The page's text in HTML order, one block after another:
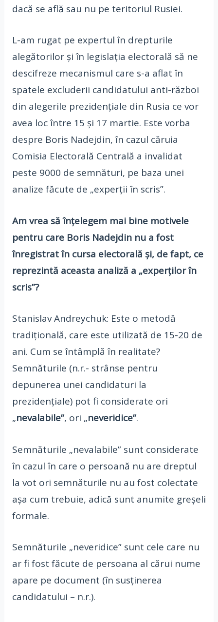
dacă se află sau nu pe teritoriul Rusiei.
L-am rugat pe expertul în drepturile
alegătorilor și în legislația electorală să ne
descifreze mecanismul care s-a aflat în
spatele excluderii candidatului anti-război
din alegerile prezidențiale din Rusia ce vor
avea loc între 15 și 17 martie. Este vorba
despre Boris Nadejdin, în cazul căruia
Comisia Electorală Centrală a invalidat
peste 9000 de semnături, pe baza unei
analize făcute de „experții în scris”.
Am vrea să înțelegem mai bine motivele
pentru care Boris Nadejdin nu a fost
înregistrat în cursa electorală și, de fapt, ce
reprezintă aceasta analiză a „experților în
scris”?
Stanislav Andreychuk: Este o metodă
tradițională, care este utilizată de 15-20 de
ani. Cum se întâmplă în realitate?
Semnăturile (n.r.- strânse pentru
depunerea unei candidaturi la
prezidențiale) pot fi considerate ori
„nevalabile”, ori „neveridice”.
Semnăturile „nevalabile” sunt considerate
în cazul în care o persoană nu are dreptul
la vot ori semnăturile nu au fost colectate
așa cum trebuie, adică sunt anumite greșeli
formale.
Semnăturile „neveridice” sunt cele care nu
ar fi fost făcute de persoana al cărui nume
apare pe document (în susținerea
candidatului – n.r.).